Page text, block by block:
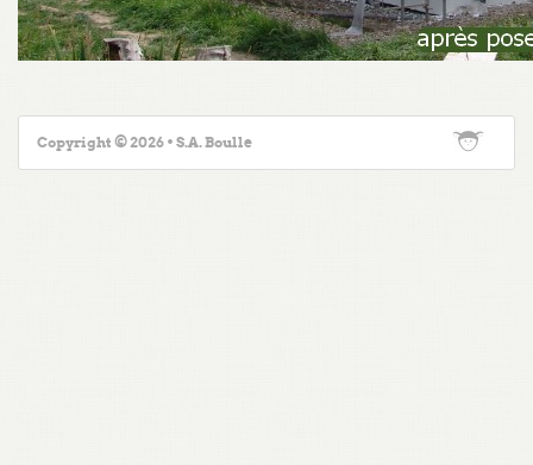
Copyright © 2026 • S.A. Boulle